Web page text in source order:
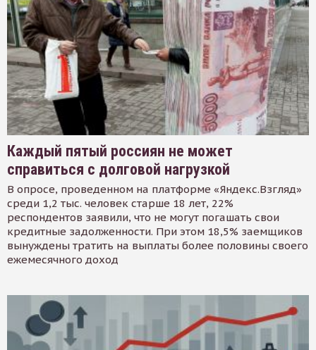
Каждый пятый россиян не может
справиться с долговой нагрузкой
В опросе, проведенном на платформе «Яндекс.Взгляд»
среди 1,2 тыс. человек старше 18 лет, 22%
респондентов заявили, что не могут погашать свои
кредитные задолженности. При этом 18,5% заемщиков
вынуждены тратить на выплаты более половины своего
ежемесячного доход